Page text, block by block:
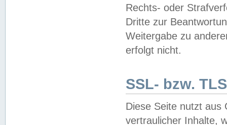
Rechts- oder
Dritte zur
Weitergabe zu
erfolgt nicht.
SSL- bzw.
Diese Seite nutzt aus
vertraulicher Inhalte,